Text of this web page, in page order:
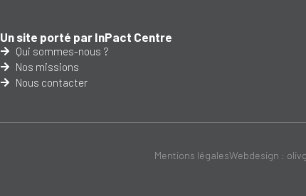
Un site porté par InPact Centre
Qui sommes-nous ?
Nos missions
Nous contacter
Mentions légalesWebdesign :